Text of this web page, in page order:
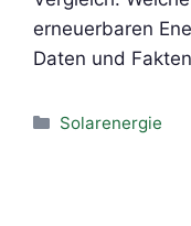
erneuerbaren
Daten und
Kategorien
Solarenergie